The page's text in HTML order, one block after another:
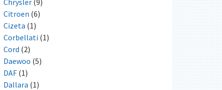
Citroen (6)
Cizeta (1)
Corbellati (1)
Cord (2)
Daewoo (5)
DAF(1)
Dallara (1)